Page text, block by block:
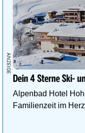
Dein 4 Sterne Ski-
Alpenbad Hotel
Familienzeit im